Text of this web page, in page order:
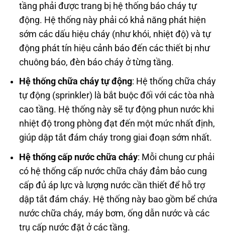
tầng phải được trang bị hệ thống báo cháy tự
động. Hệ thống này phải có khả năng phát hiện
sớm các dấu hiệu cháy (như khói, nhiệt độ) và tự
động phát tín hiệu cảnh báo đến các thiết bị như
chuông báo, đèn báo cháy ở từng tầng.
Hệ thống chữa cháy tự động: Hệ thống chữa cháy
tự động (sprinkler) là bắt buộc đối với các tòa nhà
cao tầng. Hệ thống này sẽ tự động phun nước khi
nhiệt độ trong phòng đạt đến một mức nhất định,
giúp dập tắt đám cháy trong giai đoạn sớm nhất.
Hệ thống cấp nước chữa cháy: Mỗi chung cư phải
có hệ thống cấp nước chữa cháy đảm bảo cung
cấp đủ áp lực và lượng nước cần thiết để hỗ trợ
dập tắt đám cháy. Hệ thống này bao gồm bể chứa
nước chữa cháy, máy bơm, ống dẫn nước và các
trụ cấp nước đặt ở các tầng.